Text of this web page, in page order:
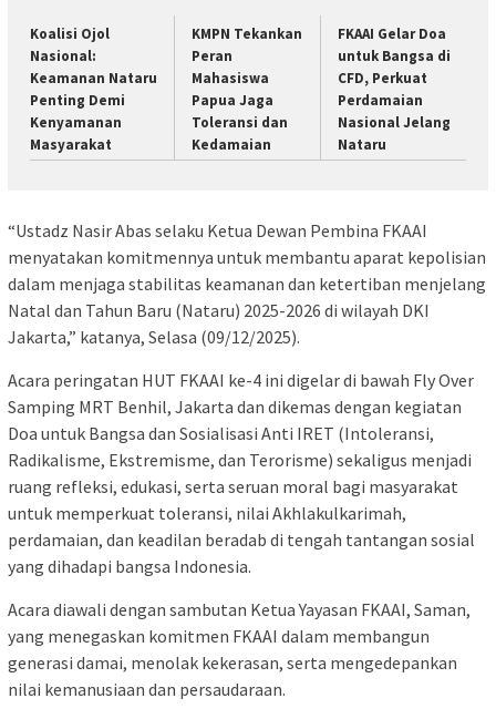
Koalisi Ojol
Nasional:
Keamanan Nataru
Penting Demi
Kenyamanan
Masyarakat
KMPN Tekankan
Peran
Mahasiswa
Papua Jaga
Toleransi dan
Kedamaian
FKAAI Gelar Doa
untuk Bangsa di
CFD, Perkuat
Perdamaian
Nasional Jelang
Nataru
“Ustadz Nasir Abas selaku Ketua Dewan Pembina FKAAI
menyatakan komitmennya untuk membantu aparat kepolisian
dalam menjaga stabilitas keamanan dan ketertiban menjelang
Natal dan Tahun Baru (Nataru) 2025-2026 di wilayah DKI
Jakarta,” katanya, Selasa (09/12/2025).
Acara peringatan HUT FKAAI ke-4 ini digelar di bawah Fly Over
Samping MRT Benhil, Jakarta dan dikemas dengan kegiatan
Doa untuk Bangsa dan Sosialisasi Anti IRET (Intoleransi,
Radikalisme, Ekstremisme, dan Terorisme) sekaligus menjadi
ruang refleksi, edukasi, serta seruan moral bagi masyarakat
untuk memperkuat toleransi, nilai Akhlakulkarimah,
perdamaian, dan keadilan beradab di tengah tantangan sosial
yang dihadapi bangsa Indonesia.
Acara diawali dengan sambutan Ketua Yayasan FKAAI, Saman,
yang menegaskan komitmen FKAAI dalam membangun
generasi damai, menolak kekerasan, serta mengedepankan
nilai kemanusiaan dan persaudaraan.